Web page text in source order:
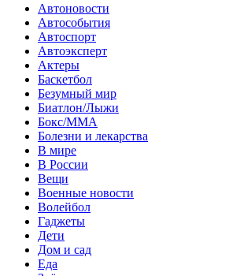
Автоновости
Автособытия
Автоспорт
Автоэксперт
Актеры
Баскетбол
Безумный мир
Биатлон/Лыжи
Бокс/MMA
Болезни и лекарства
В мире
В России
Вещи
Военные новости
Волейбол
Гаджеты
Дети
Дом и сад
Еда